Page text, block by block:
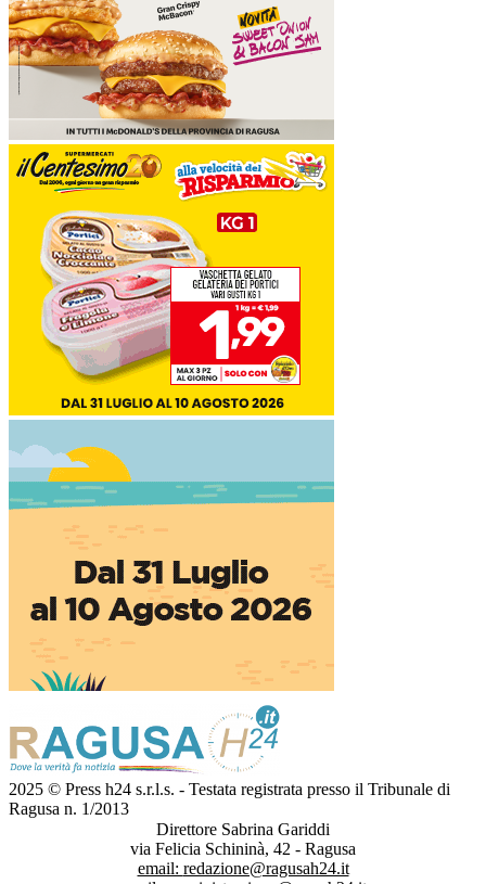
2025 © Press h24 s.r.l.s. - Testata registrata presso il Tribunale di
Ragusa n. 1/2013
Direttore Sabrina Gariddi
via Felicia Schininà, 42 - Ragusa
email: redazione@ragusah24.it